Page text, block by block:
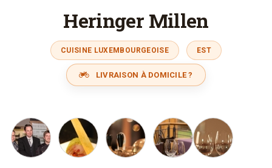
Heringer Millen
CUISINE LUXEMBOURGEOISE EST
LIVRAISON À DOMICILE ?